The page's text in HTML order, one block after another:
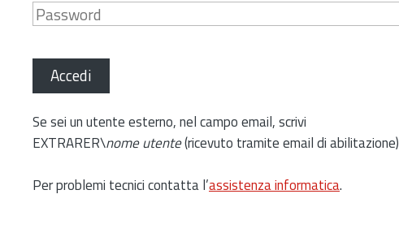
Accedi
Se sei un utente esterno, nel campo email, scrivi
EXTRARER\nome utente(ricevuto tramite email di abilitazione)
Per problemi tecnici contatta l’assistenza informatica.